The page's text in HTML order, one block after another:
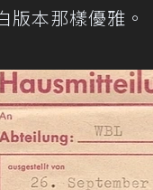
版本那樣優雅。